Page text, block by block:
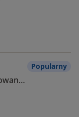
Psychoterapeuta certyfikowany, Psycholog
Popularny